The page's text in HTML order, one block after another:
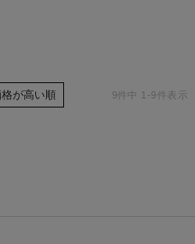
が高い順 9件中 1 -9 件表示